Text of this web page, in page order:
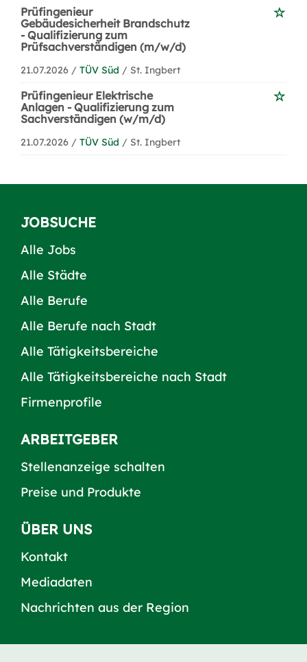
Prüfingenieur
Gebäudesicherheit Brandschutz
- Qualifizierung zum
Prüfsachverständigen (m/w/d)
21.07.2026 / TÜV Süd / St. Ingbert
Prüfingenieur Elektrische
Anlagen - Qualifizierung zum
Sachverständigen (w/m/d)
21.07.2026 / TÜV Süd / St. Ingbert
JOBSUCHE
Alle Jobs
Alle Städte
Alle Berufe
Alle Berufe nach Stadt
Alle Tätigkeitsbereiche
Alle Tätigkeitsbereiche nach Stadt
Firmenprofile
ARBEITGEBER
Stellenanzeige schalten
Preise und Produkte
ÜBER UNS
Kontakt
Mediadaten
Nachrichten aus der Region